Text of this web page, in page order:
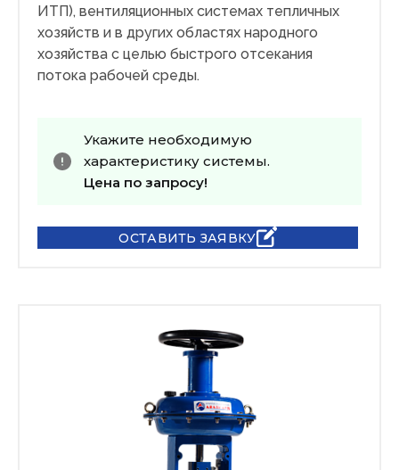
ИТП), вентиляционных системах тепличных
хозяйств и в других областях народного
хозяйства с целью быстрого отсекания
потока рабочей среды.
Укажите необходимую
характеристику системы.
Цена по запросу!
ОСТАВИТЬ ЗАЯВКУ